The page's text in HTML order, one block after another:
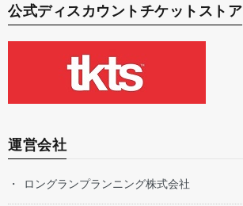
公式ディスカウントチケットストア
運営会社
ロングランプランニング株式会社